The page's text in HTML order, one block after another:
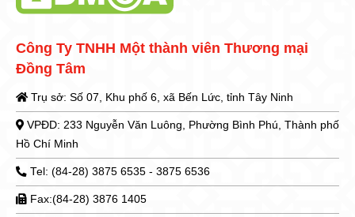
Công Ty TNHH Một thành viên Thương mại
Đồng Tâm
Trụ sở: Số 07, Khu phố 6, xã Bến Lức, tỉnh Tây Ninh
VPĐD: 233 Nguyễn Văn Luông, Phường Bình Phú, Thành phố
Hồ Chí Minh
Tel: (84-28) 3875 6535 - 3875 6536
Fax:(84-28) 3876 1405